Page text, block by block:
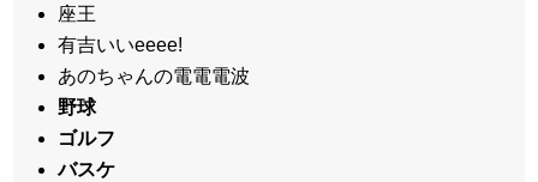
座王
有吉いいeeee!
あのちゃんの電電電波
野球
ゴルフ
バスケ